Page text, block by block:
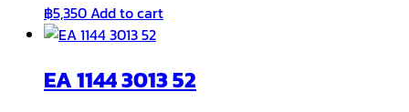
฿5,350Add to cart
EA 1144 3013 52